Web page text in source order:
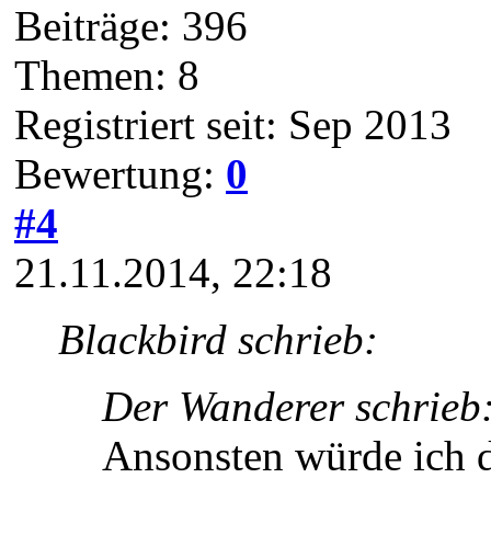
Beiträge: 396
Themen: 8
Registriert seit: Sep 2013
Bewertung: 0
#4
21.11.2014, 22:18
Blackbird schrieb:
Der Wanderer
Ansonsten würde ich